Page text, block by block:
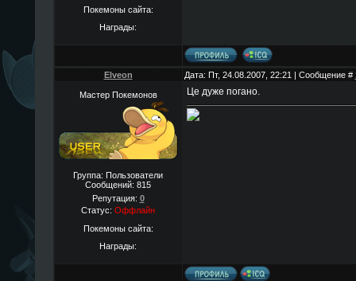
Покемоны сайта:
Награды:
Elveon Дата: Пт, 24.08.2007, 22:21 | Сообщение #
Мастер Покемонов
Группа: Пользователи
Сообщений: 815
Репутация: 0
Статус: Оффлайн
Покемоны сайта:
Награды:
Це дуже погано.